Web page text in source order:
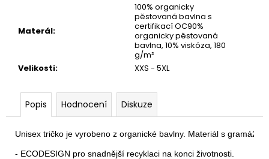
Materál:
100% organicky
pěstovaná bavlna s
certifikací OC90%
organicky pěstovaná
bavlna, 10% viskóza, 180
g/m²
Velikosti: XXS - 5XL
Popis Hodnocení Diskuze
Unisex tričko je vyrobeno z organické bavlny. Materiál s gramáží
- ECODESIGN pro snadnější recyklaci na konci životnosti.